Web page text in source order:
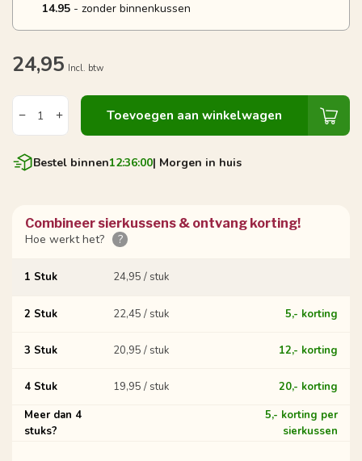
14.95 - zonder binnenkussen
24,95 Incl. btw
Toevoegen aan winkelwagen
Bestel binnen12:36:00| Morgen in huis
Combineer sierkussens & ontvang korting!
Hoe werkt het?
?
1 Stuk 24,95 / stuk
2 Stuk 22,45 / stuk 5,- korting
3 Stuk 20,95 / stuk 12,- korting
4 Stuk 19,95 / stuk
20,- korting
Meer dan 4
stuks?
5,- korting per
sierkussen